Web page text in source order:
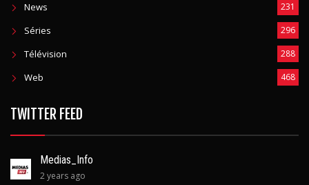
News 231
Séries 296
Télévision 288
Web 468
TWITTER FEED
Medias_Info
2 years ago